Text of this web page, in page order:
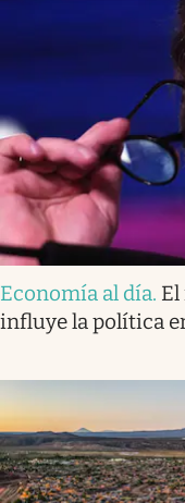
Economía al día. El
influye la política